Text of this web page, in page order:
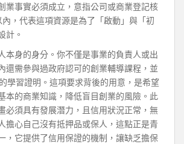
業事實必須成立，意指公司或商業登記核
，代表這項資源是為了「啟動」與「初
計。
本身的身分。你不僅是事業的負責人或出
還需參與過政府認可的創業輔導課程，並
學習證明。這項要求背後的用意，是希望
本的商業知識，降低盲目創業的風險。此
必須具有發展潛力，且信用狀況正常，無
擔心自己沒有抵押品或保人，這點正是青
，它提供了信用保證的機制，讓缺乏擔保